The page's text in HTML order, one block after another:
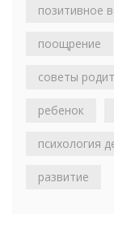
позитивное
поощрение
советы
ребенок
психология
развитие